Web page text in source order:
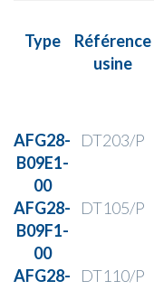
Type
Référence
usine
AFG28-
B09E1-
00
DT203/P
AFG28-
B09F1-
00
DT105/P
AFG28-
DT110/P